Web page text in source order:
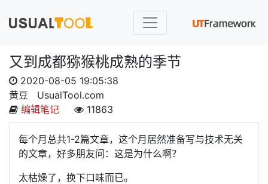
又到成都猕猴桃成熟的季节
2020-08-05 19:05:38
黄豆
UsualTool.com
编辑笔记
11863
每个月总共1-2篇文章，这个月居然准备写与技术无关
的文章，好多朋友问：这是为什么啊？
太枯燥了，换下口味而已。